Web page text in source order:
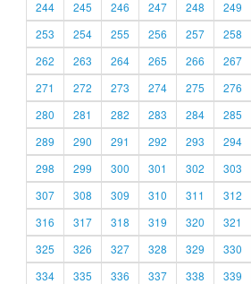
244
245 246 247 248 249
253
254 255 256 257 258
262
263 264 265 266 267
271
272 273 274 275 276
280
281 282 283 284 285
289
290 291 292 293 294
298
299 300 301 302 303
307
308 309 310 311 312
316
317 318 319 320 321
325
326 327 328 329 330
334
335 336 337 338 339